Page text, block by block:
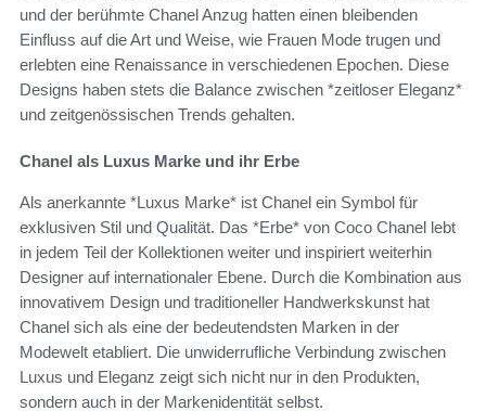
und der berühmte Chanel Anzug hatten einen bleibenden
Einfluss auf die Art und Weise, wie Frauen Mode trugen und
erlebten eine Renaissance in verschiedenen Epochen. Diese
Designs haben stets die Balance zwischen *zeitloser Eleganz*
und zeitgenössischen Trends gehalten.
Chanel als Luxus Marke und ihr Erbe
Als anerkannte *Luxus Marke* ist Chanel ein Symbol für
exklusiven Stil und Qualität. Das *Erbe* von Coco Chanel lebt
in jedem Teil der Kollektionen weiter und inspiriert weiterhin
Designer auf internationaler Ebene. Durch die Kombination aus
innovativem Design und traditioneller Handwerkskunst hat
Chanel sich als eine der bedeutendsten Marken in der
Modewelt etabliert. Die unwiderrufliche Verbindung zwischen
Luxus und Eleganz zeigt sich nicht nur in den Produkten,
sondern auch in der Markenidentität selbst.